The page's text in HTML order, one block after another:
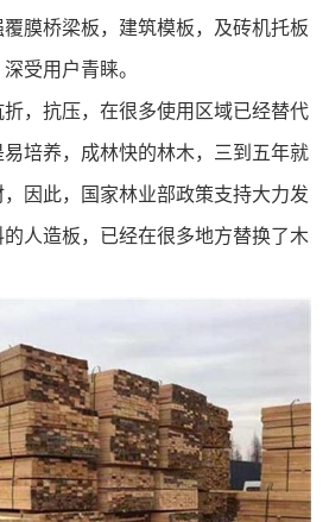
膜桥梁板，建筑模板，及砖机托板
受用户青睐。
，抗压，在很多使用区域已经替代
培养，成林快的林木，三到五年就
因此，国家林业部政策支持大力发
人造板，已经在很多地方替换了木